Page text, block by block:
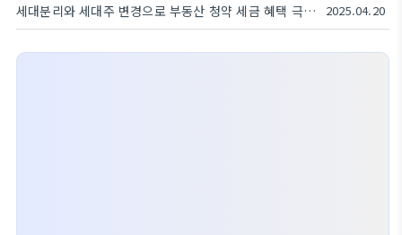
세대분리와 세대주 변경으로 부동산 청약 세금 혜택 극대화하는 법 2025.04.20